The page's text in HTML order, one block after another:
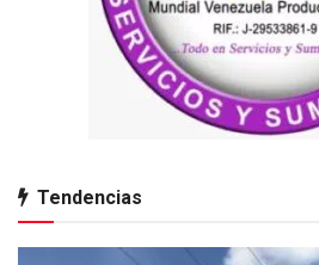
Tendencias